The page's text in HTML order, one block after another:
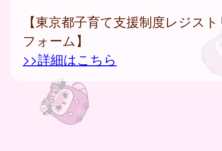
【東京都子育て支援制度レジス
フォーム】
>>詳細はこちら